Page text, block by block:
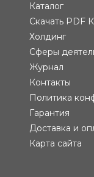
Каталог
Скачать PDF
Холдинг
Сферы
Журнал
Контакты
Политика
Гарантия
Доставка и
Карта сайта